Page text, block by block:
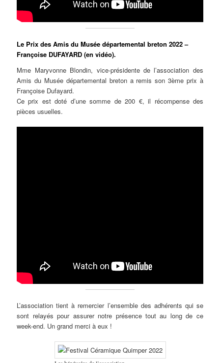
Le Prix des Amis du Musée départemental breton 2022 –
Françoise DUFAYARD (en vidéo).
Mme Maryvonne Blondin, vice-présidente de l’association des
Amis du Musée départemental breton a remis son 3ème prix à
Françoise Dufayard.
Ce prix est doté d’une somme de 200 €, il récompense des
pièces usuelles.
L’association tient à remercier l’ensemble des adhérents qui se
sont relayés pour assurer notre présence tout au long de ce
week-end. Un grand merci à eux !